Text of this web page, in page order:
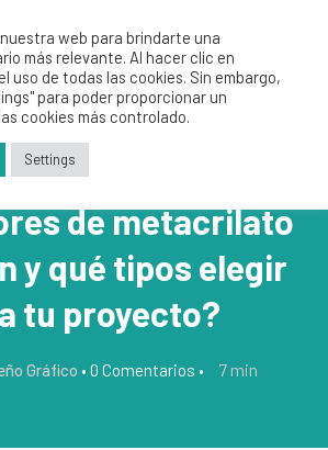
de metacrilato
y qué tipos elegir
tu proyecto?
Gráfico • 0 Comentarios • 7min
web para brindarte una
más relevante. Al hacer clic en
uso de todas las cookies. Sin embargo,
para poder proporcionar un
cookies más controlado.
Settings